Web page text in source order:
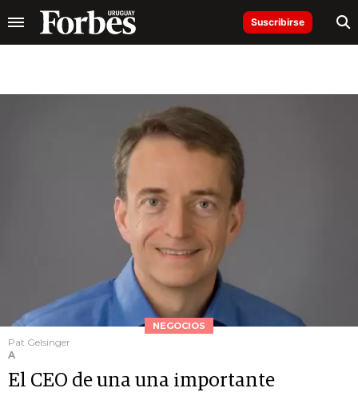
Suscribirse
NEGOCIOS
Pat Gelsinger
A
El CEO de una una importante